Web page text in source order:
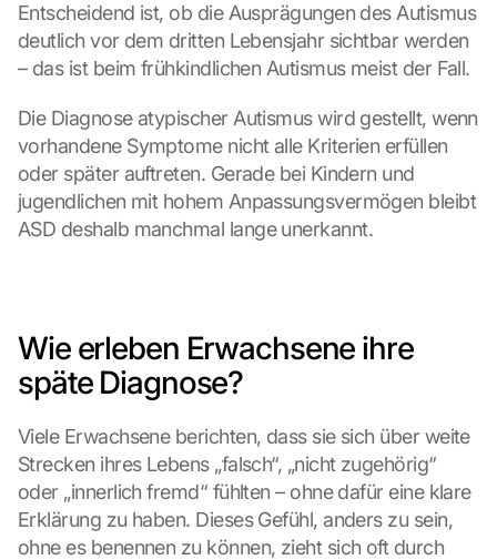
Entscheidend ist, ob die Ausprägungen des Autismus
deutlich vor dem dritten Lebensjahr sichtbar werden
– das ist beim frühkindlichen Autismus meist der Fall.
Die Diagnose atypischer Autismus wird gestellt, wenn
vorhandene Symptome nicht alle Kriterien erfüllen
oder später auftreten. Gerade bei Kindern und
jugendlichen mit hohem Anpassungsvermögen bleibt
ASD deshalb manchmal lange unerkannt.
Wie erleben Erwachsene ihre
späte Diagnose?
Viele Erwachsene berichten, dass sie sich über weite
Strecken ihres Lebens „falsch“, „nicht zugehörig“
oder „innerlich fremd“ fühlten – ohne dafür eine klare
Erklärung zu haben. Dieses Gefühl, anders zu sein,
ohne es benennen zu können, zieht sich oft durch